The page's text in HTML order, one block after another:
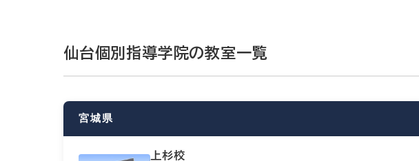
仙台個別指導学院の教室一覧
宮城県
上杉校